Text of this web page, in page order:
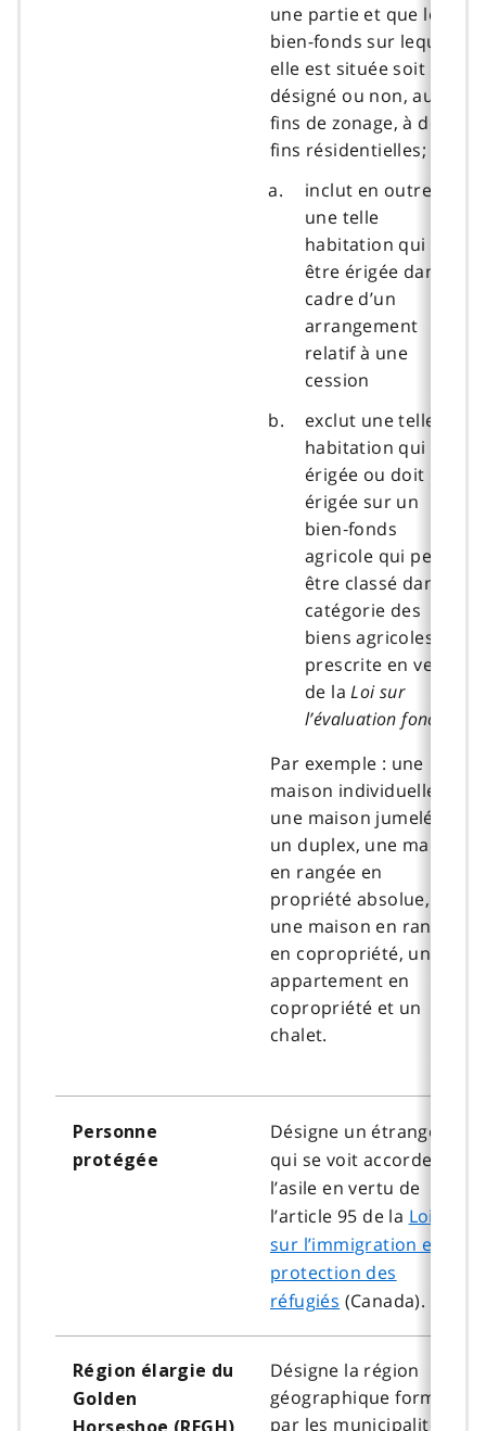
une partie et que le
bien-fonds sur lequel
elle est située soit
désigné ou non, aux
fins de zonage, à des
fins résidentielles;
inclut en outre
une telle
habitation qui doit
être érigée dans le
cadre d’un
arrangement
relatif à une
cession
exclut une telle
habitation qui est
érigée ou doit être
érigée sur un
bien‑fonds
agricole qui peut
être classé dans la
catégorie des
biens agricoles
prescrite en vertu
de laLoi sur
l’évaluation foncière
Par exemple : une
maison individuelle,
une maison jumelée,
un duplex, une maison
en rangée en
propriété absolue,
une maison en rangée
en copropriété, un
appartement en
copropriété et un
chalet.
Personne
protégée
Désigne un étranger
qui se voit accorder
l’asile en vertu de
l’article 95 de la Loi
sur l’immigration et la
protection des
réfugiés (Canada).
Région élargie du
Golden
Horseshoe (REGH)
Désigne la région
géographique formée
par les municipalités